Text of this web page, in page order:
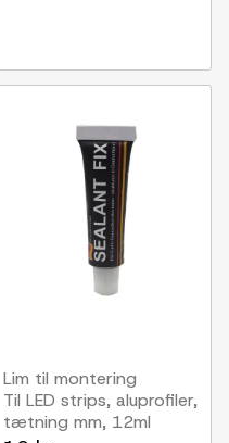
Lim til montering
Til LED strips, aluprofiler,
tætning mm, 12ml